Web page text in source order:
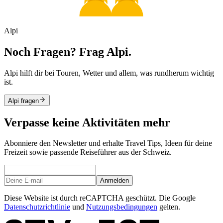
Alpi
Noch Fragen? Frag Alpi.
Alpi hilft dir bei Touren, Wetter und allem, was rundherum wichtig
ist.
Alpi fragen
Verpasse keine Aktivitäten mehr
Abonniere den Newsletter und erhalte Travel Tips, Ideen für deine
Freizeit sowie passende Reiseführer aus der Schweiz.
Anmelden
Diese Website ist durch reCAPTCHA geschützt. Die Google
Datenschutzrichtlinie und Nutzungsbedingungen gelten.